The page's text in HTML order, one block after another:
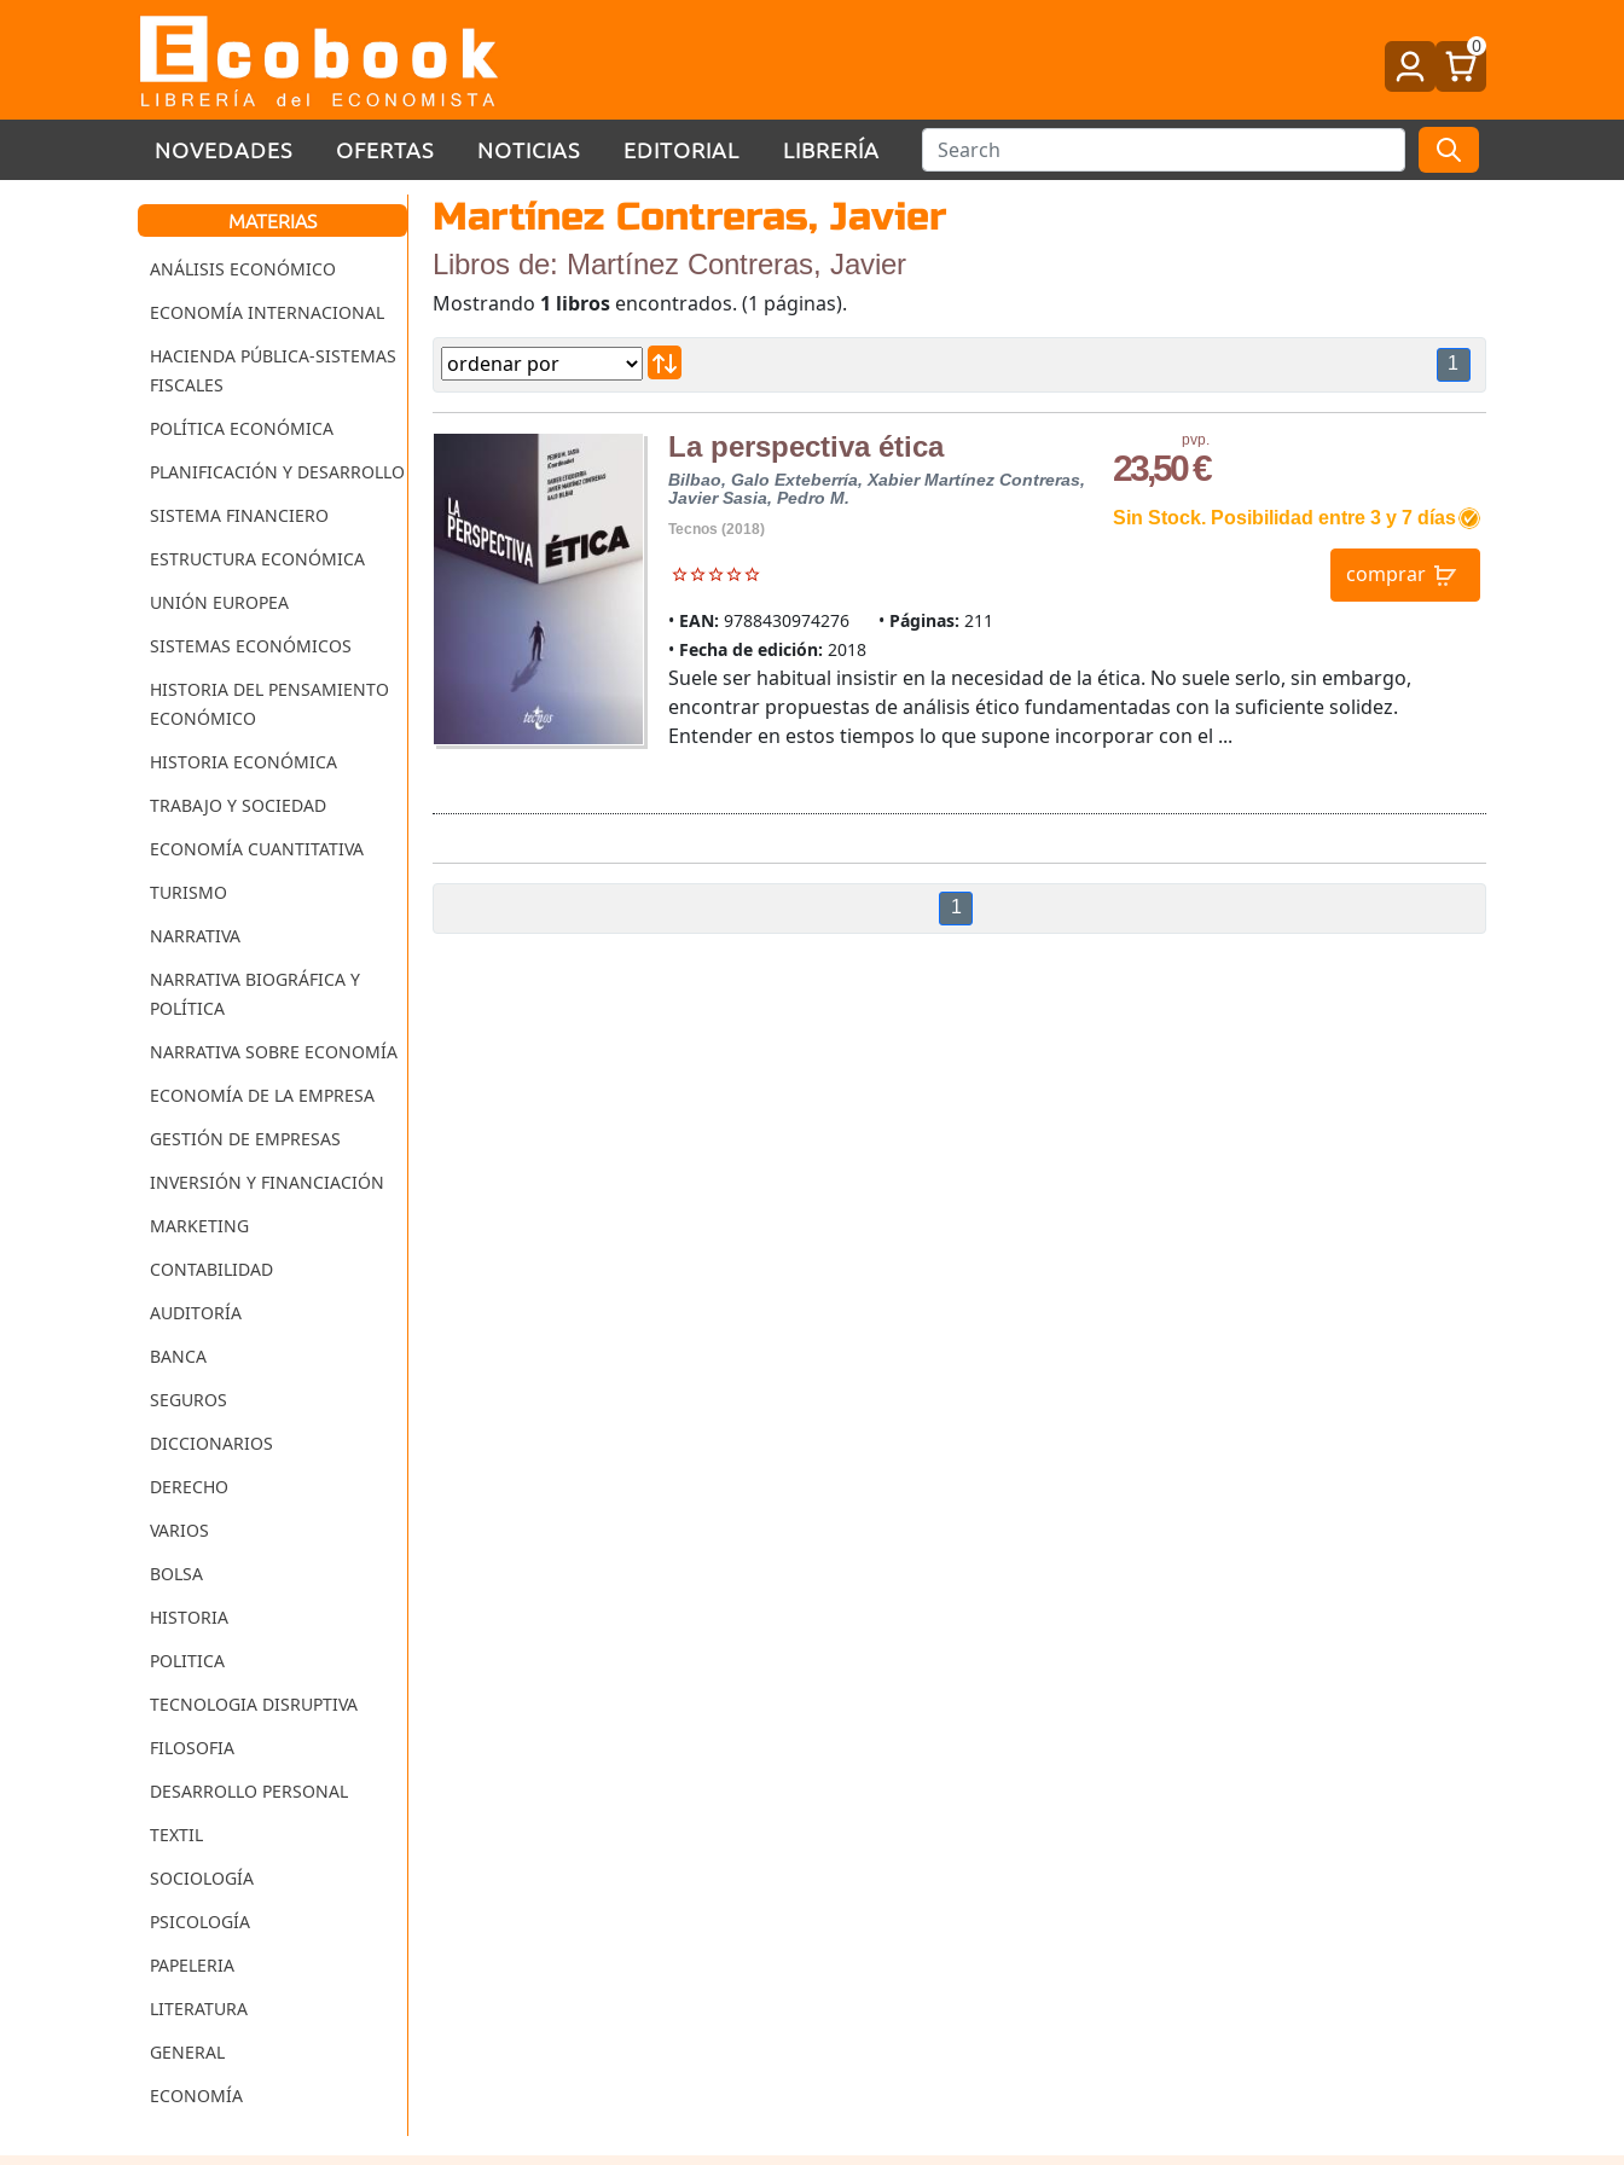
0
NOVEDADES OFERTAS NOTICIAS EDITORIAL LIBRERÍA
MATERIAS
ANÁLISIS ECONÓMICO
ECONOMÍA INTERNACIONAL
HACIENDA PÚBLICA-SISTEMAS
FISCALES
POLÍTICA ECONÓMICA
PLANIFICACIÓN Y DESARROLLO
SISTEMA FINANCIERO
ESTRUCTURA ECONÓMICA
UNIÓN EUROPEA
SISTEMAS ECONÓMICOS
HISTORIA DEL PENSAMIENTO
ECONÓMICO
HISTORIA ECONÓMICA
TRABAJO Y SOCIEDAD
ECONOMÍA CUANTITATIVA
TURISMO
NARRATIVA
NARRATIVA BIOGRÁFICA Y
POLÍTICA
NARRATIVA SOBRE ECONOMÍA
ECONOMÍA DE LA EMPRESA
GESTIÓN DE EMPRESAS
INVERSIÓN Y FINANCIACIÓN
MARKETING
CONTABILIDAD
AUDITORÍA
BANCA
SEGUROS
DICCIONARIOS
DERECHO
VARIOS
BOLSA
HISTORIA
POLITICA
TECNOLOGIA DISRUPTIVA
FILOSOFIA
DESARROLLO PERSONAL
TEXTIL
SOCIOLOGÍA
PSICOLOGÍA
PAPELERIA
LITERATURA
GENERAL
ECONOMÍA
Martínez Contreras, Javier
Libros de: Martínez Contreras, Javier
Mostrando 1 libros encontrados. (1 páginas).
1
La perspectiva ética
Bilbao, Galo Exteberría, Xabier Martínez Contreras,
Javier Sasia, Pedro M.
Tecnos (2018)
EAN: 9788430974276 Páginas: 211
Fecha de edición: 2018
pvp.
23,50 €
Sin Stock. Posibilidad entre 3 y 7 días
comprar
Suele ser habitual insistir en la necesidad de la ética. No suele serlo, sin embargo,
encontrar propuestas de análisis ético fundamentadas con la suficiente solidez.
Entender en estos tiempos lo que supone incorporar con el ...
1